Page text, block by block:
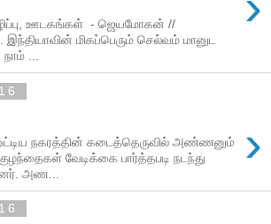
ஊடகங்கள் - ஜெயமோகன் //
மிகப்பெரும் செல்வம் மானுட
...
›
நகரத்தின் கடைத்தெருவில் அண்ணனும்
வேடிக்கை பார்த்தபடி நடந்து
அண...